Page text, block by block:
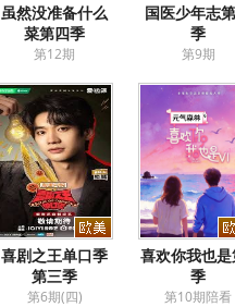
虽然没准备什么
菜第四季
第12期
国医少年志
季
第9期
喜剧之王单口季
第三季
第6期(四)
喜欢你我也
季
第10期陪看